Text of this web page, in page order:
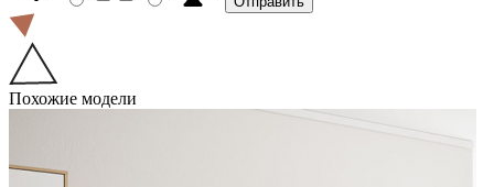
Похожие модели